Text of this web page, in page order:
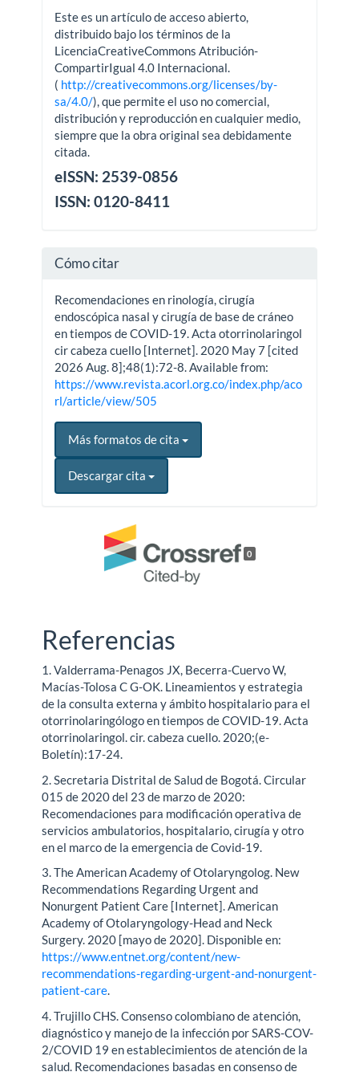
Este es un artículo de acceso abierto,
distribuido bajo los términos de la
LicenciaCreativeCommons Atribución-
CompartirIgual 4.0 Internacional.
( http://creativecommons.org/licenses/by-
sa/4.0/), que permite el uso no comercial,
distribución y reproducción en cualquier medio,
siempre que la obra original sea debidamente
citada.
eISSN: 2539-0856
ISSN: 0120-8411
Cómo citar
Recomendaciones en rinología, cirugía
endoscópica nasal y cirugía de base de cráneo
en tiempos de COVID-19. Acta otorrinolaringol
cir cabeza cuello [Internet]. 2020 May 7 [cited
2026 Aug. 8];48(1):72-8. Available from:
https://www.revista.acorl.org.co/index.php/aco
rl/article/view/505
Más formatos de cita
Descargar cita
0
Referencias
1. Valderrama-Penagos JX, Becerra-Cuervo W,
Macías-Tolosa C G-OK. Lineamientos y estrategia
de la consulta externa y ámbito hospitalario para el
otorrinolaringólogo en tiempos de COVID-19. Acta
otorrinolaringol. cir. cabeza cuello. 2020;(e-
Boletín):17-24.
2. Secretaria Distrital de Salud de Bogotá. Circular
015 de 2020 del 23 de marzo de 2020:
Recomendaciones para modificación operativa de
servicios ambulatorios, hospitalario, cirugía y otro
en el marco de la emergencia de Covid-19.
3. The American Academy of Otolaryngolog. New
Recommendations Regarding Urgent and
Nonurgent Patient Care [Internet]. American
Academy of Otolaryngology-Head and Neck
Surgery. 2020 [mayo de 2020]. Disponible en:
https://www.entnet.org/content/new-
recommendations-regarding-urgent-and-nonurgent-
patient-care.
4. Trujillo CHS. Consenso colombiano de atención,
diagnóstico y manejo de la infección por SARS-COV-
2/COVID 19 en establecimientos de atención de la
salud. Recomendaciones basadas en consenso de